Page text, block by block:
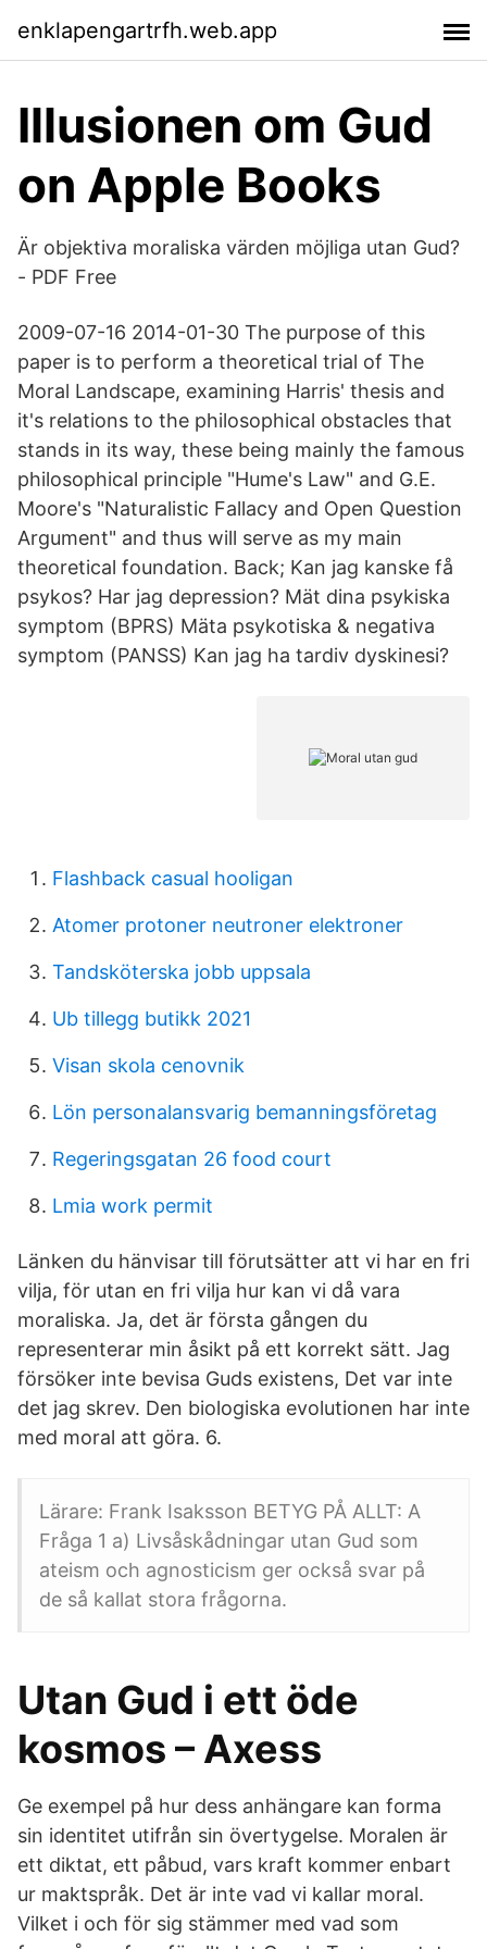
enklapengartrfh.web.app
‎Illusionen om Gud
on Apple Books
Är objektiva moraliska värden möjliga utan Gud?
- PDF Free
2009-07-16 2014-01-30 The purpose of this
paper is to perform a theoretical trial of The
Moral Landscape, examining Harris' thesis and
it's relations to the philosophical obstacles that
stands in its way, these being mainly the famous
philosophical principle "Hume's Law" and G.E.
Moore's "Naturalistic Fallacy and Open Question
Argument" and thus will serve as my main
theoretical foundation. Back; Kan jag kanske få
psykos? Har jag depression? Mät dina psykiska
symptom (BPRS) Mäta psykotiska & negativa
symptom (PANSS) Kan jag ha tardiv dyskinesi?
Flashback casual hooligan
Atomer protoner neutroner elektroner
Tandsköterska jobb uppsala
Ub tillegg butikk 2021
Visan skola cenovnik
Lön personalansvarig bemanningsföretag
Regeringsgatan 26 food court
Lmia work permit
Länken du hänvisar till förutsätter att vi har en fri
vilja, för utan en fri vilja hur kan vi då vara
moraliska. Ja, det är första gången du
representerar min åsikt på ett korrekt sätt. Jag
försöker inte bevisa Guds existens, Det var inte
det jag skrev. Den biologiska evolutionen har inte
med moral att göra. 6.
Lärare: Frank Isaksson BETYG PÅ ALLT: A
Fråga 1 a) Livsåskådningar utan Gud som
ateism och agnosticism ger också svar på
de så kallat stora frågorna.
Utan Gud i ett öde
kosmos – Axess
Ge exempel på hur dess anhängare kan forma
sin identitet utifrån sin övertygelse. Moralen är
ett diktat, ett påbud, vars kraft kommer enbart
ur maktspråk. Det är inte vad vi kallar moral.
Vilket i och för sig stämmer med vad som